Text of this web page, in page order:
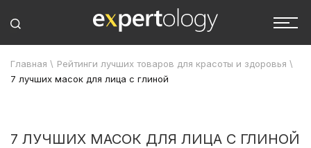
Главная \ Рейтинги лучших товаров для красоты и здоровья \
7 лучших масок для лица с глиной
7 ЛУЧШИХ МАСОК ДЛЯ ЛИЦА С ГЛИНОЙ